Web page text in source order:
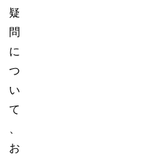
疑
問
に
つ
い
て
お